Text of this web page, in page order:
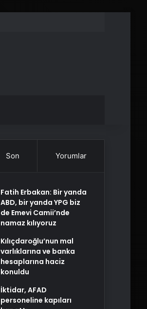
Son Yorumlar
Fatih Erbakan: Bir yanda
ABD, bir yanda YPG biz
de Emevi Camii’nde
namaz kılıyoruz
Kılıçdaroğlu’nun mal
varlıklarına ve banka
hesaplarına haciz
konuldu
İktidar, AFAD
personeline kapıları